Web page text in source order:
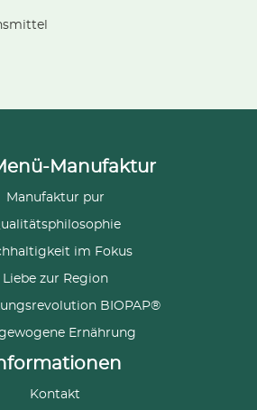
Manufaktur
Manufaktur pur
im Fokus
Liebe zur Region
BIOPAP®
Ernährung
Kontakt